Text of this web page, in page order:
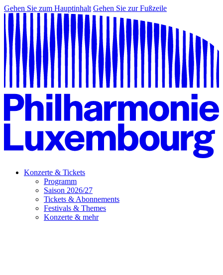
Gehen Sie zum Hauptinhalt Gehen Sie zur Fußzeile
Konzerte & Tickets
Programm
Saison 2026/27
Tickets & Abonnements
Festivals & Themes
Konzerte & mehr